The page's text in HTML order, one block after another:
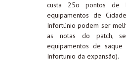
custa 25o pontos de
equipamentos de
Infortúnio podem ser
as notas do patch,
equipamentos de
Infortunio da expansão).